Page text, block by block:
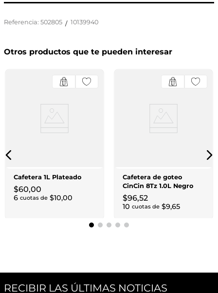
Referencia: 502805 / 10139940
Otros productos que te pueden interesar
Cafetera 1L Plateado
$60,00
6 cuotas de $10,00
Cafetera de goteo
CinCin 8Tz 1.0L Negro
$96,52
10 cuotas de $9,65
RECIBIR LAS ÚLTIMAS NOTICIAS